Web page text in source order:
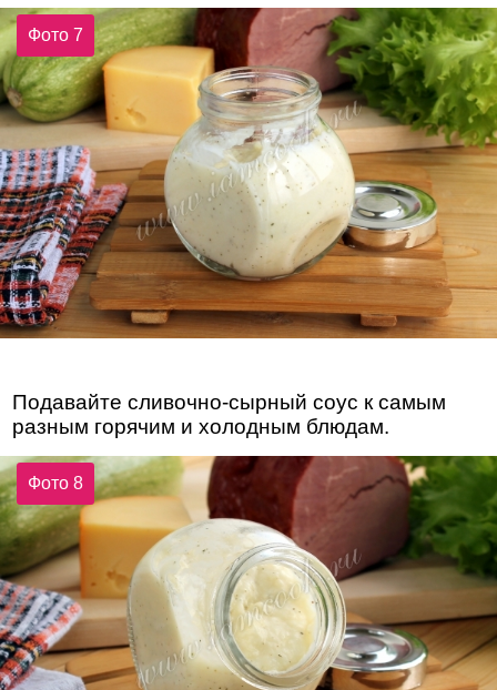
Фото 7
Подавайте сливочно-сырный соус к самым
разным горячим и холодным блюдам.
Фото 8